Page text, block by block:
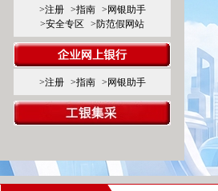
>注册 >指南
>网银助手
>安全专区
>防范假网站
>注册 >指南 >网银助手